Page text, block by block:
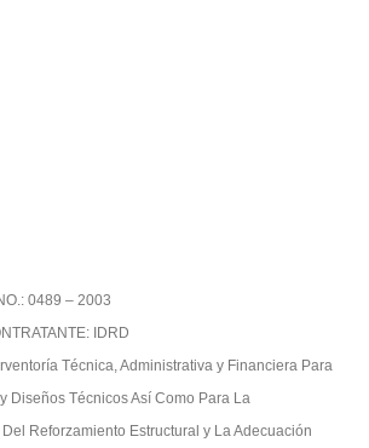
0489 – 2003
IDRD
Técnica, Administrativa y Financiera Para
Diseños Técnicos Así Como Para La
Reforzamiento Estructural y La Adecuación